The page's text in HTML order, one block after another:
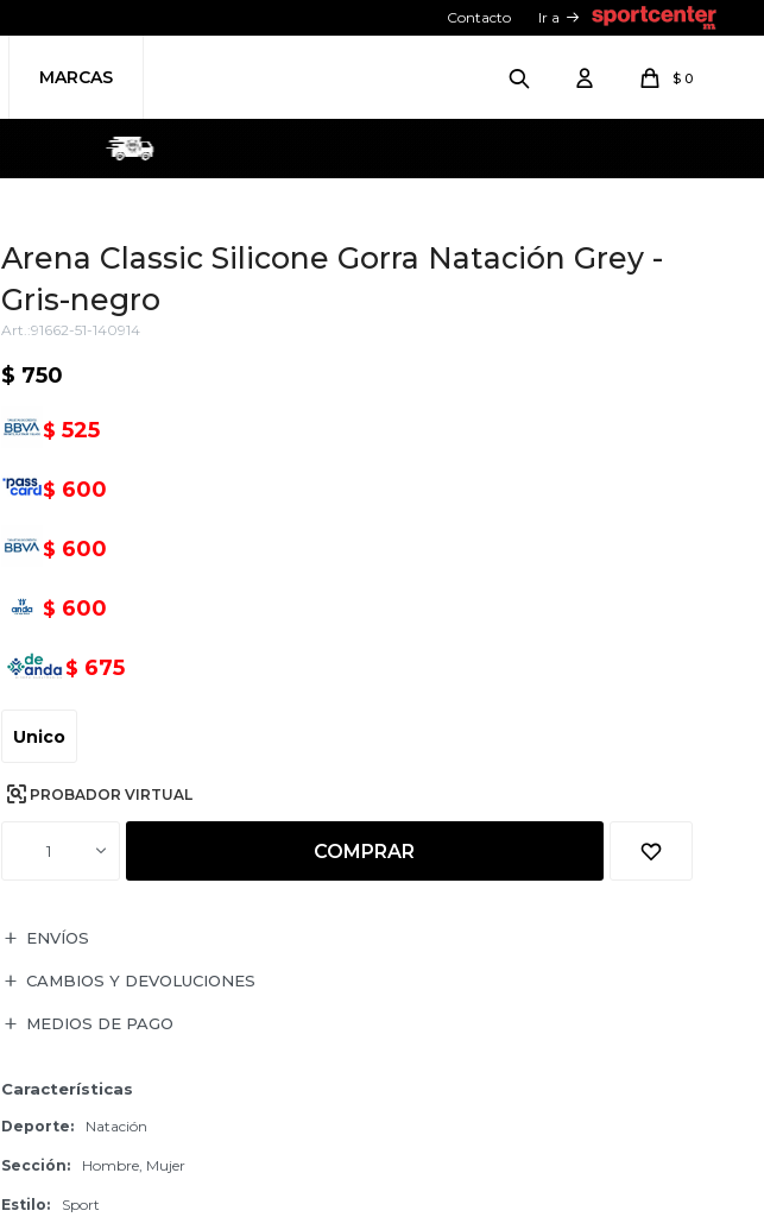
MARCAS $ 0
Contacto Ir a
Arena Classic Silicone Gorra Natación Grey -
Gris-negro
91662-51-140914
$ 750
$ 525
$ 600
$ 600
$ 600
$ 675
Unico
PROBADOR VIRTUAL
1 COMPRAR
ENVÍOS
CAMBIOS Y DEVOLUCIONES
MEDIOS DE PAGO
Características
Deporte Natación
Sección Hombre, Mujer
Estilo Sport